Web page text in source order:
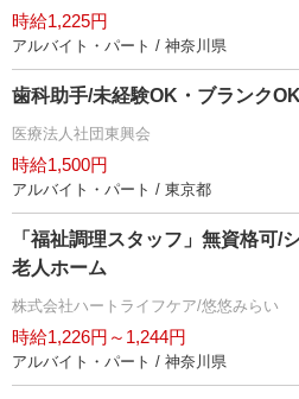
時給1,225円
アルバイト・パート / 神奈川県
歯科助手/未経験OK・ブランクOK
医療法人社団東興会
時給1,500円
アルバイト・パート / 東京都
「福祉調理スタッフ」無資格可/
老人ホーム
株式会社ハートライフケア/悠悠みらい
時給1,226円～1,244円
アルバイト・パート / 神奈川県